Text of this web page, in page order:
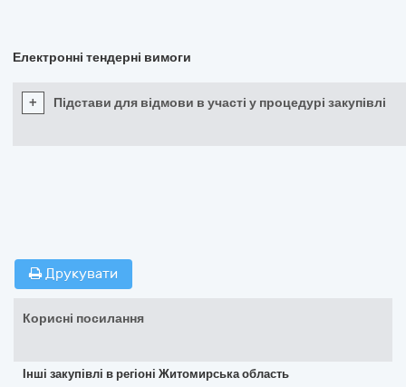
Електронні тендерні вимоги
+ Підстави для відмови в участі у процедурі закупівлі
Друкувати
Корисні посилання
Інші закупівлі в регіоні Житомирська область